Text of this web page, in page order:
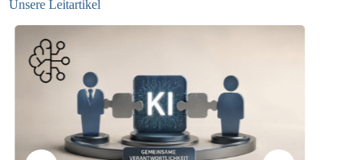
Unsere Leitartikel